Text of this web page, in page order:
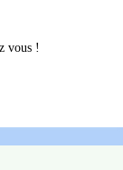
vous !